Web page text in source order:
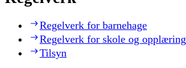
Regelverk for barnehage
Regelverk for skole og opplæring
Tilsyn